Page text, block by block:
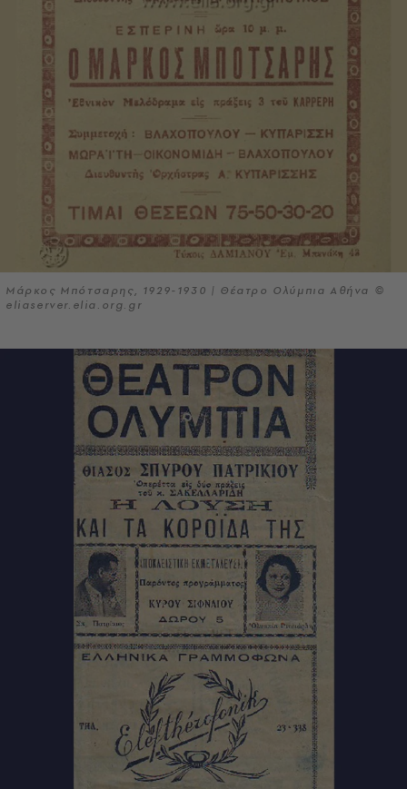
Μάρκος Μπότσαρης, 1929-1930 | Θέατρο Ολύμπια Αθήνα ©
eliaserver.elia.org.gr